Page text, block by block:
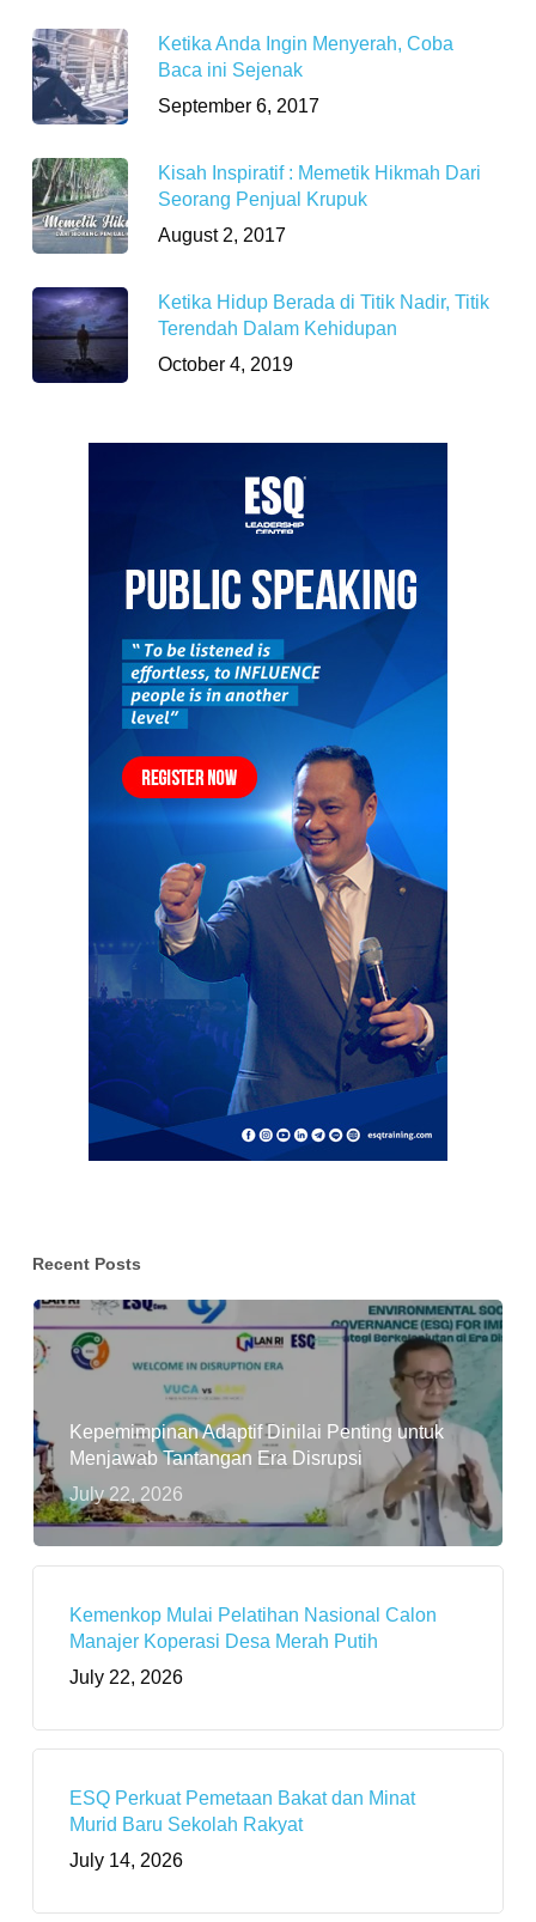
Ketika Anda Ingin Menyerah, Coba
Baca ini Sejenak
September 6, 2017
Kisah Inspiratif : Memetik Hikmah Dari
Seorang Penjual Krupuk
August 2, 2017
Ketika Hidup Berada di Titik Nadir, Titik
Terendah Dalam Kehidupan
October 4, 2019
Recent Posts
Kepemimpinan Adaptif Dinilai Penting untuk
Menjawab Tantangan Era Disrupsi
July 22, 2026
Kemenkop Mulai Pelatihan Nasional Calon
Manajer Koperasi Desa Merah Putih
July 22, 2026
ESQ Perkuat Pemetaan Bakat dan Minat
Murid Baru Sekolah Rakyat
July 14, 2026